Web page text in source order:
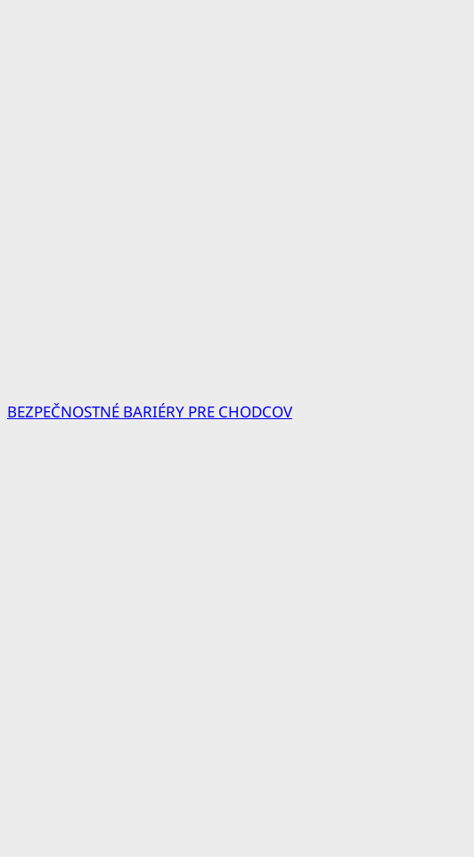
BEZPEČNOSTNÉ BARIÉRY PRE CHODCOV